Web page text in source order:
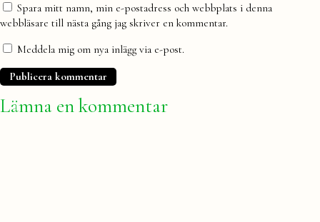
Spara mitt namn, min e-postadress och webbplats i denna
webbläsare till nästa gång jag skriver en kommentar.
Meddela mig om nya inlägg via e-post.
Lämna en kommentar